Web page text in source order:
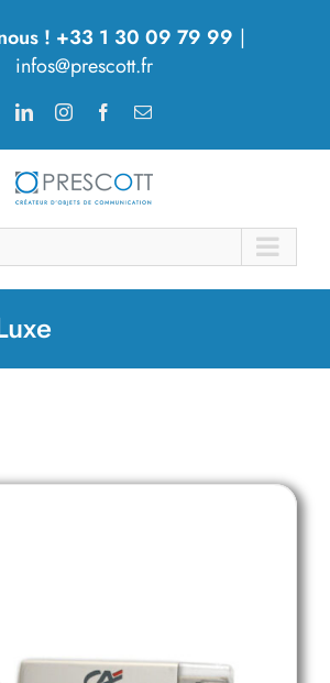
! +33 1 30 09 79 99 |
infos@prescott.fr
LinkedInInstagramFacebook
Email